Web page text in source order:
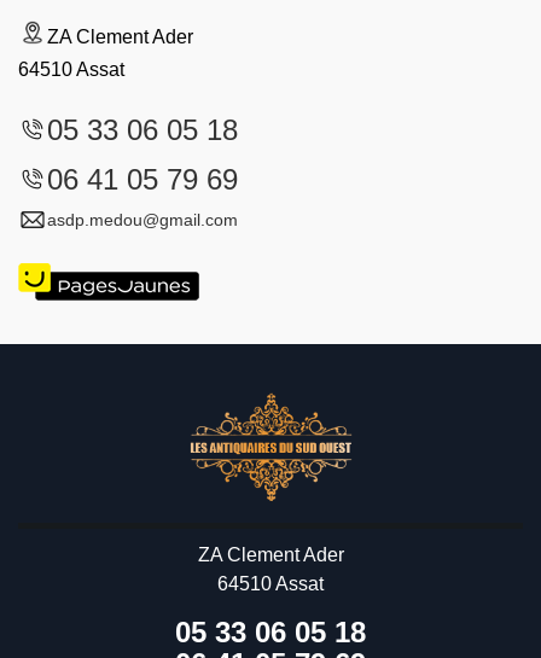
ZA Clement Ader
64510 Assat
05 33 06 05 18
06 41 05 79 69
asdp.medou@gmail.com
ZA Clement Ader
64510 Assat
05 33 06 05 18